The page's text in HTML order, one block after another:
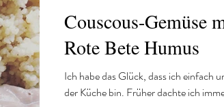
Couscous-Gemüse
Rote Bete Humus
Ich habe das Glück, dass ich einfach
der Küche bin. Früher dachte ich